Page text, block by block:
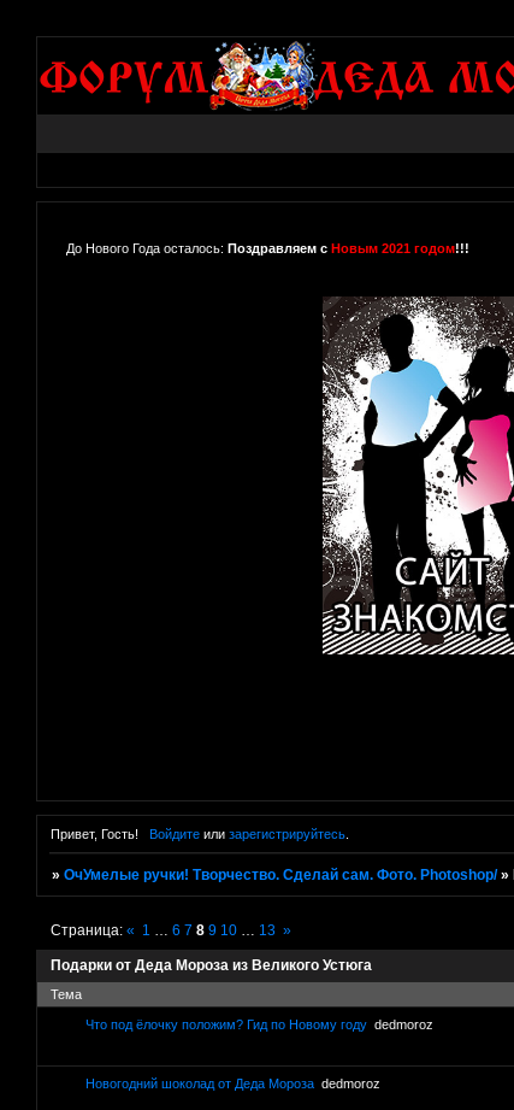
До Нового Года осталось: Поздравляем с Новым 2021 годом!!!
Привет, Гость! Войдитеили зарегистрируйтесь.
»ОчУмелые ручки! Творчество. Сделай сам. Фото. Photoshop/ »
Подарки от Деда Мороза из Великого Устюга
Страница:« 1 … 6 7 8 9 10 … 13 »
Тема
Что под ёлочку положим? Гид по Новому году dedmoroz
Новогодний шоколад от Деда Мороза dedmoroz